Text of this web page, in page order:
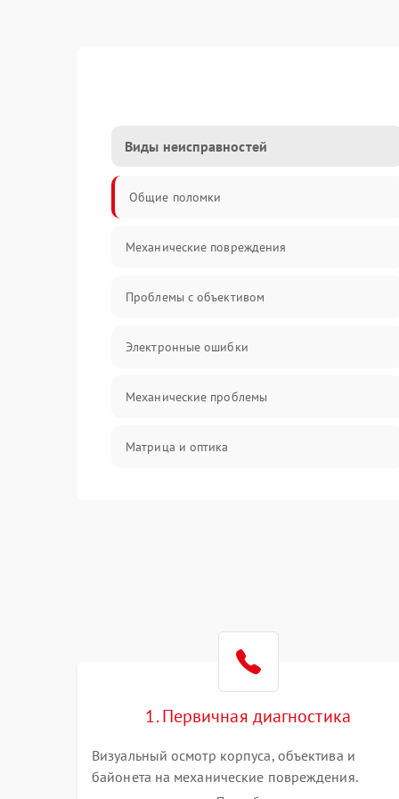
Виды неисправностей
Общие поломки
Механические повреждения
Проблемы с объективом
Электронные ошибки
Механические проблемы
Матрица и оптика
Коммуникации и интерфейсы
1. Первичная диагностика
Визуальный осмотр корпуса, объектива и
байонета на механические повреждения.